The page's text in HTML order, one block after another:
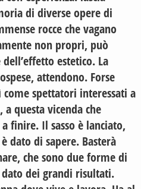
di diverse opere di
rocce che vagano
non propri, può
estetico. La
attendono. Forse
spettatori interessati a
questa vicenda che
finire. Il sasso è lanciato,
dato di sapere. Basterà
che sono due forme di
dei grandi risultati.